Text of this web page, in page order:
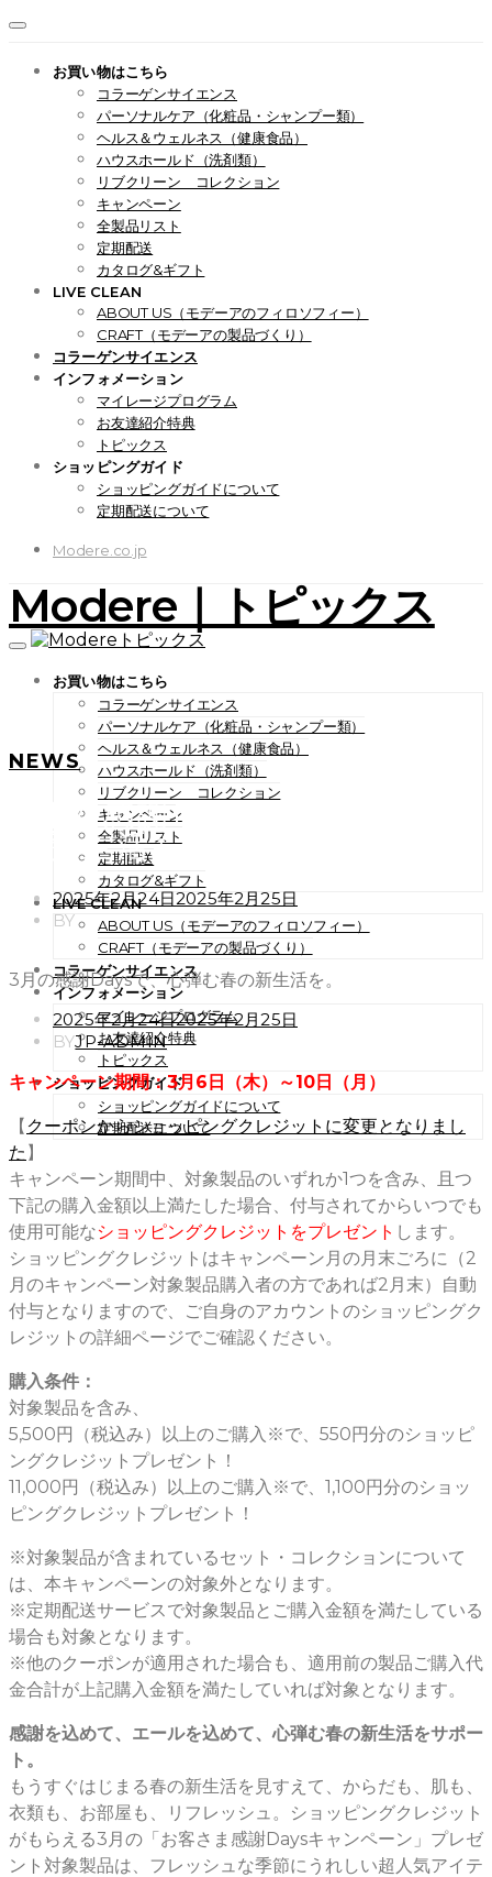
お買い物はこちら
コラーゲンサイエンス
パーソナルケア（化粧品・シャンプー類）
ヘルス＆ウェルネス（健康食品）
ハウスホールド（洗剤類）
リブクリーン コレクション
キャンペーン
全製品リスト
定期配送
カタログ&ギフト
LIVE CLEAN
ABOUT US（モデーアのフィロソフィー）
CRAFT（モデーアの製品づくり）
コラーゲンサイエンス
インフォメーション
マイレージプログラム
お友達紹介特典
トピックス
ショッピングガイド
ショッピングガイドについて
定期配送について
Modere.co.jp
Modere｜トピックス
お買い物はこちら
コラーゲンサイエンス
パーソナルケア（化粧品・シャンプー類）
ヘルス＆ウェルネス（健康食品）
ハウスホールド（洗剤類）
リブクリーン コレクション
キャンペーン
全製品リスト
定期配送
カタログ&ギフト
LIVE CLEAN
ABOUT US（モデーアのフィロソフィー）
CRAFT（モデーアの製品づくり）
コラーゲンサイエンス
インフォメーション
マイレージプログラム
お友達紹介特典
トピックス
ショッピングガイド
ショッピングガイドについて
定期配送について
NEWS
3月の感謝Daysで、心弾む春
の新生活を。
POSTED
ON
2025年2月24日2025年2月25日
BY
3月の感謝Daysで、心弾む春の新生活を。
POSTED
ON
2025年2月24日2025年2月25日
BYJP-ADMIN
キャンペーン期間：3月6日（木）～10日（月）
【 クーポンからショッピングクレジットに変更となりまし
た 】
キャンペーン期間中、対象製品のいずれか1つを含み、且つ
下記の購入金額以上満たした場合、付与されてからいつでも
使用可能なショッピングクレジットをプレゼント します。
ショッピングクレジットはキャンペーン月の月末ごろに（2
月のキャンペーン対象製品購入者の方であれば2月末）自動
付与となりますので、ご自身のアカウントのショッピングク
レジットの詳細ページでご確認ください。
購入条件：
対象製品を含み、
5,500円（税込み）以上のご購入※で、550円分のショッピ
ングクレジットプレゼント！
11,000円（税込み）以上のご購入※で、1,100円分のショッ
ピングクレジットプレゼント！
※対象製品が含まれているセット・コレクションについて
は、本キャンペーンの対象外となります。
※定期配送サービスで対象製品とご購入金額を満たしている
場合も対象となります。
※他のクーポンが適用された場合も、適用前の製品ご購入代
金合計が上記購入金額を満たしていれば対象となります。
感謝を込めて、エールを込めて、心弾む春の新生活をサポー
ト。
もうすぐはじまる春の新生活を見すえて、からだも、肌も、
衣類も、お部屋も、リフレッシュ。ショッピングクレジット
がもらえる3月の「お客さま感謝Daysキャンペーン」プレゼ
ント対象製品は、フレッシュな季節にうれしい超人気アイテ